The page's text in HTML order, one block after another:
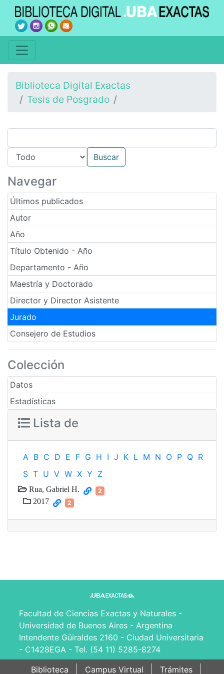
Biblioteca Digital Exactas
Tesis de Posgrado
Navegar
Últimos publicados
Autor
Año
Título Obtenido - Año
Departamento - Año
Maestría y Doctorado
Director y Director Asistente
Jurado
Consejero de Estudios
Colección
Datos
Estadísticas
Lista de
A B C D E F G H I J K L M N O P Q R
S T U V W X Y Z
Rua, Gabriel H. 2
2017 2
Facultad de Ciencias Exactas y Naturales -
Universidad de Buenos Aires - Argentina
Intendente Güiraldes 2160 - Ciudad Universitaria
- C1428EGA - Tel. (54 11) 5285-8274
Biblioteca
Campus Virtual Trámites